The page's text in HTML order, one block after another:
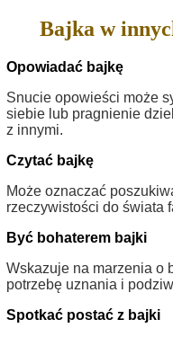
Bajka w
Opowiadać bajkę
Snucie opowieści może
siebie lub pragnienie
z innymi.
Czytać bajkę
Może oznaczać
rzeczywistości do świata
Być bohaterem bajki
Wskazuje na marzenia o
potrzebę uznania i
Spotkać postać z bajki